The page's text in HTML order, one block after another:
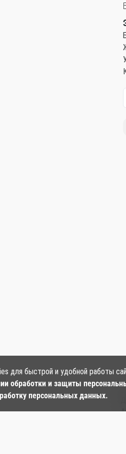
для быстрой и удобной работы
обработки и защиты
персональных данных.